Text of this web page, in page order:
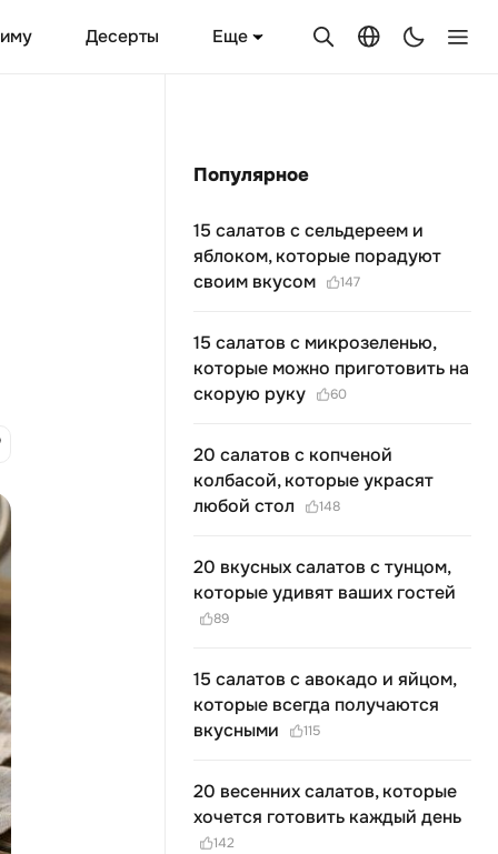
Десерты Еще
Популярное
15 салатов с сельдереем и
яблоком, которые порадуют
своим вкусом
147
15 салатов с микрозеленью,
которые можно приготовить на
скорую руку
60
20 салатов с копченой
колбасой, которые украсят
любой стол
148
20 вкусных салатов с тунцом,
которые удивят ваших гостей
89
15 салатов с авокадо и яйцом,
которые всегда получаются
вкусными
115
20 весенних салатов, которые
хочется готовить каждый день
142